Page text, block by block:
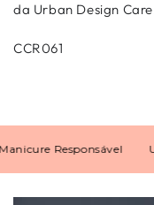
da Urban Design
CCR061
Responsável